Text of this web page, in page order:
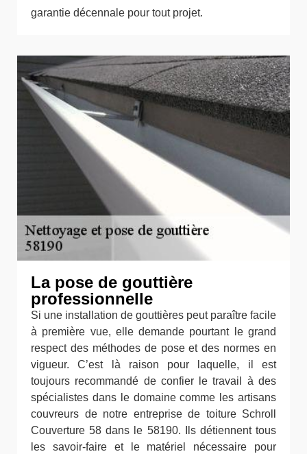
garantie décennale pour tout projet.
La pose de gouttière
professionnelle
Si une installation de gouttières peut paraître facile
à première vue, elle demande pourtant le grand
respect des méthodes de pose et des normes en
vigueur. C’est là raison pour laquelle, il est
toujours recommandé de confier le travail à des
spécialistes dans le domaine comme les artisans
couvreurs de notre entreprise de toiture Schroll
Couverture 58 dans le 58190. Ils détiennent tous
les savoir-faire et le matériel nécessaire pour